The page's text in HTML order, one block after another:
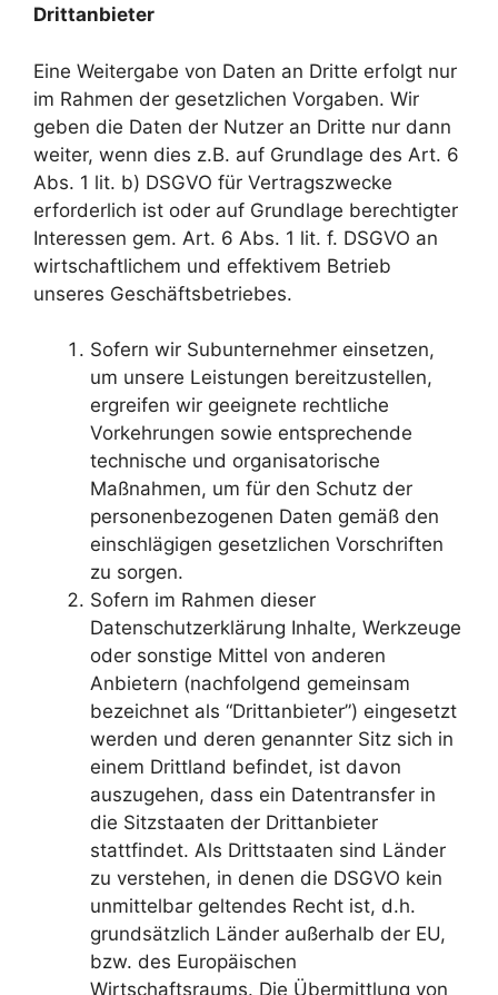
Drittanbieter
Eine Weitergabe von Daten an Dritte erfolgt nur
im Rahmen der gesetzlichen Vorgaben. Wir
geben die Daten der Nutzer an Dritte nur dann
weiter, wenn dies z.B. auf Grundlage des Art. 6
Abs. 1 lit. b) DSGVO für Vertragszwecke
erforderlich ist oder auf Grundlage berechtigter
Interessen gem. Art. 6 Abs. 1 lit. f. DSGVO an
wirtschaftlichem und effektivem Betrieb
unseres Geschäftsbetriebes.
Sofern wir Subunternehmer einsetzen,
um unsere Leistungen bereitzustellen,
ergreifen wir geeignete rechtliche
Vorkehrungen sowie entsprechende
technische und organisatorische
Maßnahmen, um für den Schutz der
personenbezogenen Daten gemäß den
einschlägigen gesetzlichen Vorschriften
zu sorgen.
Sofern im Rahmen dieser
Datenschutzerklärung Inhalte, Werkzeuge
oder sonstige Mittel von anderen
Anbietern (nachfolgend gemeinsam
bezeichnet als “Drittanbieter”) eingesetzt
werden und deren genannter Sitz sich in
einem Drittland befindet, ist davon
auszugehen, dass ein Datentransfer in
die Sitzstaaten der Drittanbieter
stattfindet. Als Drittstaaten sind Länder
zu verstehen, in denen die DSGVO kein
unmittelbar geltendes Recht ist, d.h.
grundsätzlich Länder außerhalb der EU,
bzw. des Europäischen
Wirtschaftsraums. Die Übermittlung von